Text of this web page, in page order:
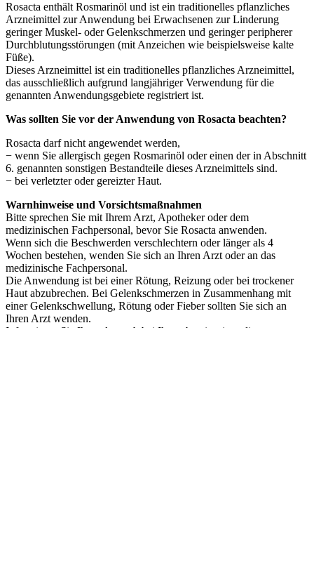
Rosacta enthält Rosmarinöl und ist ein traditionelles pflanzliches
Arzneimittel zur Anwendung bei Erwachsenen zur Linderung
geringer Muskel- oder Gelenkschmerzen und geringer peripherer
Durchblutungsstörungen (mit Anzeichen wie beispielsweise kalte
Füße).
Dieses Arzneimittel ist ein traditionelles pflanzliches Arzneimittel,
das ausschließlich aufgrund langjähriger Verwendung für die
genannten Anwendungsgebiete registriert ist.
Was sollten Sie vor der Anwendung von Rosacta beachten?
Rosacta darf nicht angewendet werden,
− wenn Sie allergisch gegen Rosmarinöl oder einen der in Abschnitt
6. genannten sonstigen Bestandteile dieses Arzneimittels sind.
− bei verletzter oder gereizter Haut.
Warnhinweise und Vorsichtsmaßnahmen
Bitte sprechen Sie mit Ihrem Arzt, Apotheker oder dem
medizinischen Fachpersonal, bevor Sie Rosacta anwenden.
Wenn sich die Beschwerden verschlechtern oder länger als 4
Wochen bestehen, wenden Sie sich an Ihren Arzt oder an das
medizinische Fachpersonal.
Die Anwendung ist bei einer Rötung, Reizung oder bei trockener
Haut abzubrechen. Bei Gelenkschmerzen in Zusammenhang mit
einer Gelenkschwellung, Rötung oder Fieber sollten Sie sich an
Ihren Arzt wenden.
Informieren Sie Ihren Arzt, ob bei Ihnen bereits eines dieser